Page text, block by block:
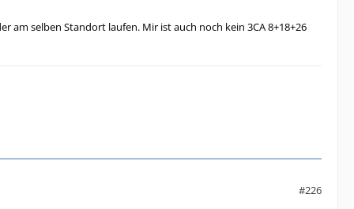
am selben Standort laufen. Mir ist auch noch kein 3CA 8+18+26
#226